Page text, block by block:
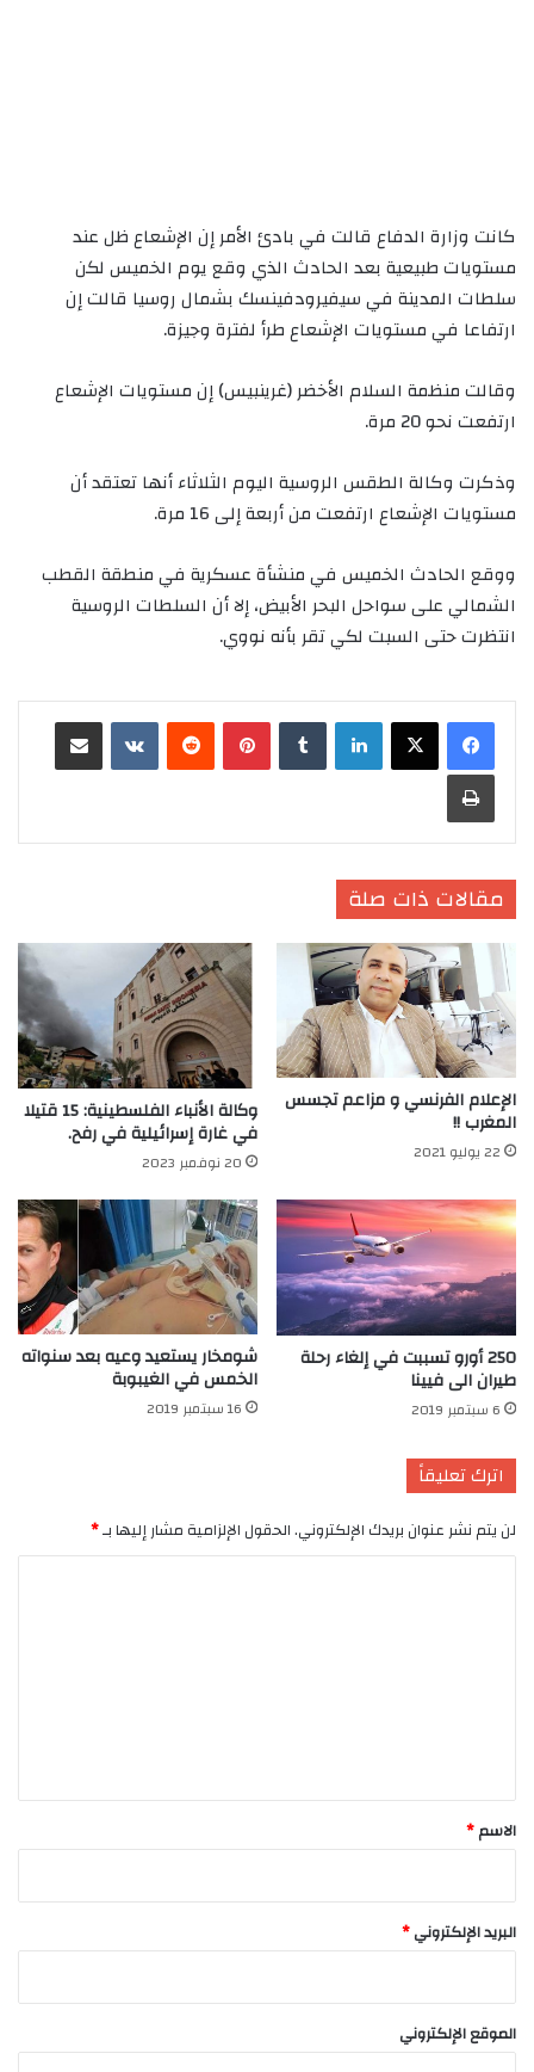
كانت وزارة الدفاع قالت في بادئ الأمر إن الإشعاع ظل عند
مستويات طبيعية بعد الحادث الذي وقع يوم الخميس لكن
سلطات المدينة في سيفيرودفينسك بشمال روسيا قالت إن
ارتفاعا في مستويات الإشعاع طرأ لفترة وجيزة.
وقالت منظمة السلام الأخضر (غرينبيس) إن مستويات الإشعاع
ارتفعت نحو 20 مرة.
وذكرت وكالة الطقس الروسية اليوم الثلاثاء أنها تعتقد أن
مستويات الإشعاع ارتفعت من أربعة إلى 16 مرة.
ووقع الحادث الخميس في منشأة عسكرية في منطقة القطب
الشمالي على سواحل البحر الأبيض، إلا أن السلطات الروسية
انتظرت حتى السبت لكي تقر بأنه نووي.
لينكدإن بينتيريست
طباعة
مقالات ذات صلة
الإعلام الفرنسي و مزاعم تجسس
المغرب !!
22 يوليو 2021
وكالة الأنباء الفلسطينية: 15 قتيلا
في غارة إسرائيلية في رفح.
20 نوفمبر 2023
250 أورو تسببت في إلغاء رحلة
طيران الى فيينا
6 سبتمبر 2019
شومخار يستعيد وعيه بعد سنواته
الخمس في الغيبوبة
16 سبتمبر 2019
اترك تعليقاً
لن يتم نشر عنوان بريدك الإلكتروني.الحقول الإلزامية مشار إليها بـ*
*
الاسم*
البريد الإلكتروني*
الموقع الإلكتروني